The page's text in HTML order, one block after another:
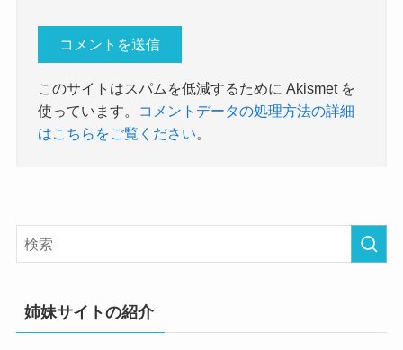
このサイトはスパムを低減するために Akismet を
使っています。
コメントデータの処理方法の詳細
はこちらをご覧ください。
姉妹サイトの紹介